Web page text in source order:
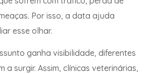
Por isso, a data ajuda
esse olhar.
ganha visibilidade, diferentes
a surgir. Assim, clínicas veterinárias,